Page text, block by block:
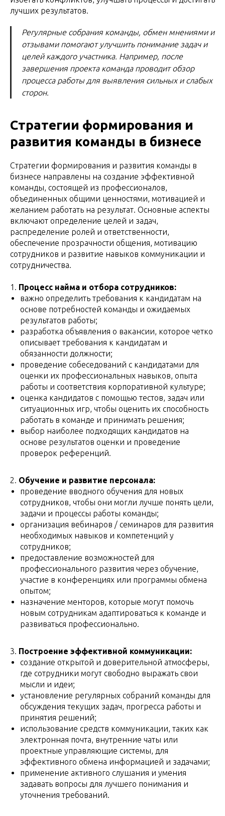
лучших результатов.
Регулярные собрания команды, обмен мнениями и
отзывами помогают улучшить понимание задач и
целей каждого участника. Например, после
завершения проекта команда проводит обзор
процесса работы для выявления сильных и слабых
сторон.
Стратегии формирования и
развития команды в бизнесе
Стратегии формирования и развития команды в
бизнесе направлены на создание эффективной
команды, состоящей из профессионалов,
объединенных общими ценностями, мотивацией и
желанием работать на результат. Основные аспекты
включают определение целей и задач,
распределение ролей и ответственности,
обеспечение прозрачности общения, мотивацию
сотрудников и развитие навыков коммуникации и
сотрудничества.
1. Процесс найма и отбора сотрудников:
важно определить требования к кандидатам на
основе потребностей команды и ожидаемых
результатов работы;
разработка объявления о вакансии, которое четко
описывает требования к кандидатам и
обязанности должности;
проведение собеседований с кандидатами для
оценки их профессиональных навыков, опыта
работы и соответствия корпоративной культуре;
оценка кандидатов с помощью тестов, задач или
ситуационных игр, чтобы оценить их способность
работать в команде и принимать решения;
выбор наиболее подходящих кандидатов на
основе результатов оценки и проведение
проверок референций.
2. Обучение и развитие персонала:
проведение вводного обучения для новых
сотрудников, чтобы они могли лучше понять цели,
задачи и процессы работы команды;
организация вебинаров / семинаров для развития
необходимых навыков и компетенций у
сотрудников;
предоставление возможностей для
профессионального развития через обучение,
участие в конференциях или программы обмена
опытом;
назначение менторов, которые могут помочь
новым сотрудникам адаптироваться к команде и
развиваться профессионально.
3. Построение эффективной коммуникации:
создание открытой и доверительной атмосферы,
где сотрудники могут свободно выражать свои
мысли и идеи;
установление регулярных собраний команды для
обсуждения текущих задач, прогресса работы и
принятия решений;
использование средств коммуникации, таких как
электронная почта, внутренние чаты или
проектные управляющие системы, для
эффективного обмена информацией и задачами;
применение активного слушания и умения
задавать вопросы для лучшего понимания и
уточнения требований.